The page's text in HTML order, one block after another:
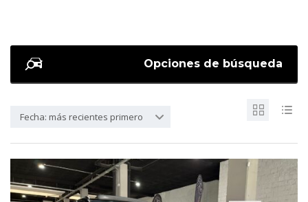
Opciones de búsqueda
Fecha: más recientes primero